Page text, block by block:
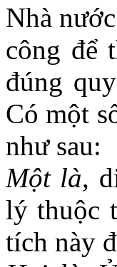
Nhà
công để
đúng
Có một
như sau:
Một là,
lý thuộc
tích này